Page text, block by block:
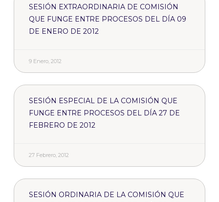
SESIÓN EXTRAORDINARIA DE COMISIÓN
QUE FUNGE ENTRE PROCESOS DEL DÍA 09
DE ENERO DE 2012
9 Enero, 2012
SESIÓN ESPECIAL DE LA COMISIÓN QUE
FUNGE ENTRE PROCESOS DEL DÍA 27 DE
FEBRERO DE 2012
27 Febrero, 2012
SESIÓN ORDINARIA DE LA COMISIÓN QUE